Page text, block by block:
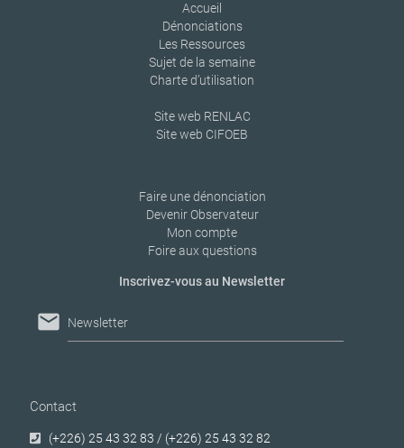
Accueil
Dénonciations
Les Ressources
Sujet de la semaine
Charte d’utilisation
Site web RENLAC
Site web CIFOEB
Faire une dénonciation
Devenir Observateur
Mon compte
Foire aux questions
Inscrivez-vous au Newsletter
mail Newsletter
Contact
(+226) 25 43 32 83 / (+226) 25 43 32 82